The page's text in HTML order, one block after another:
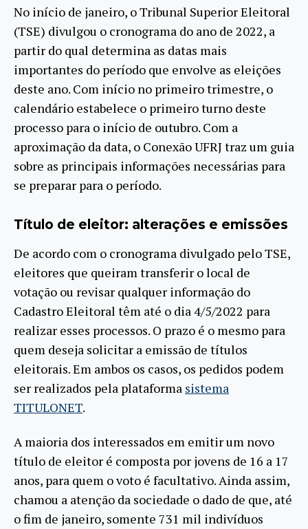
No início de janeiro, o Tribunal Superior Eleitoral
(TSE) divulgou o cronograma do ano de 2022, a
partir do qual determina as datas mais
importantes do período que envolve as eleições
deste ano. Com início no primeiro trimestre, o
calendário estabelece o primeiro turno deste
processo para o início de outubro. Com a
aproximação da data, o Conexão UFRJ traz um guia
sobre as principais informações necessárias para
se preparar para o período.
Título de eleitor: alterações e emissões
De acordo com o cronograma divulgado pelo TSE,
eleitores que queiram transferir o local de
votação ou revisar qualquer informação do
Cadastro Eleitoral têm até o dia 4/5/2022 para
realizar esses processos. O prazo é o mesmo para
quem deseja solicitar a emissão de títulos
eleitorais. Em ambos os casos, os pedidos podem
ser realizados pela plataforma sistema
TITULONET.
A maioria dos interessados em emitir um novo
título de eleitor é composta por jovens de 16 a 17
anos, para quem o voto é facultativo. Ainda assim,
chamou a atenção da sociedade o dado de que, até
o fim de janeiro, somente 731 mil indivíduos